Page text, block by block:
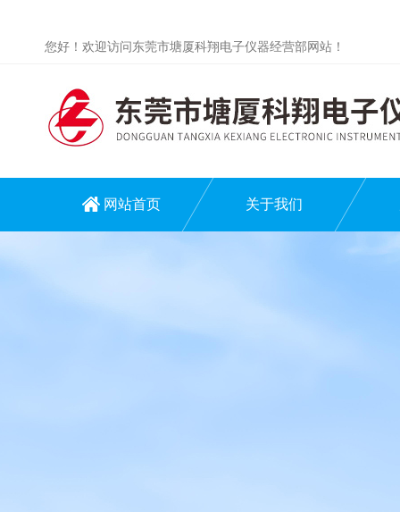
您好！欢迎访问东莞市塘厦科翔电子仪器经营部网站！
网站首页 关于我们